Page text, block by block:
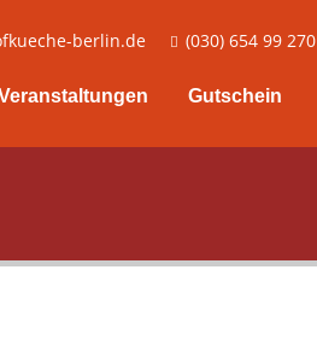
berlin.de (030) 654 99 270
Gutschein